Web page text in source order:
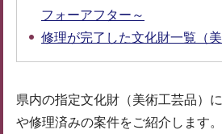
フォーアフター～
修理が完了した文化財一覧（美
県内の指定文化財（美術工芸品）
や修理済みの案件をご紹介します。